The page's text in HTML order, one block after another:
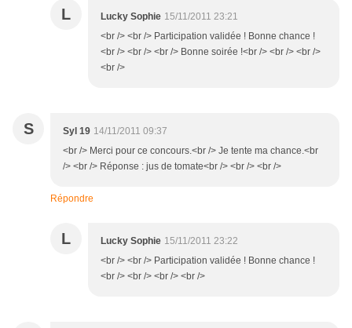
L Lucky Sophie 15/11/2011 23:21
<br /> <br /> Participation validée ! Bonne chance !
<br /> <br /> <br /> Bonne soirée !<br /> <br /> <br />
<br />
S Syl 19 14/11/2011 09:37
<br /> Merci pour ce concours.<br /> Je tente ma chance.<br
/> <br /> Réponse : jus de tomate<br /> <br /> <br />
Répondre
L Lucky Sophie 15/11/2011 23:22
<br /> <br /> Participation validée ! Bonne chance !
<br /> <br /> <br /> <br />